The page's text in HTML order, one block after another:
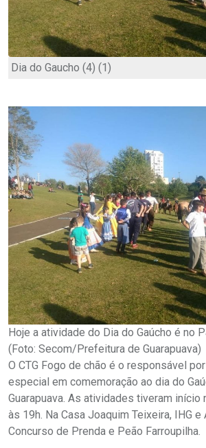
Dia do Gaucho (4) (1)
Hoje a atividade do Dia do Gaúcho é no
(Foto: Secom/Prefeitura de Guarapuava)
O CTG Fogo de chão é o responsável
especial em comemoração ao dia do
Guarapuava. As atividades tiveram início
às 19h. Na Casa Joaquim Teixeira, IHG e
Concurso de Prenda e Peão Farroupilha.